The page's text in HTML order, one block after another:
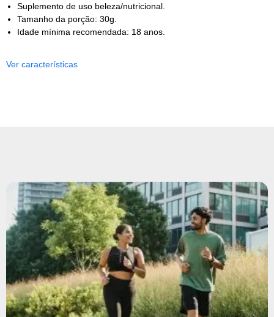
Suplemento de uso beleza/nutricional.
Tamanho da porção: 30g.
Idade mínima recomendada: 18 anos.
Ver características